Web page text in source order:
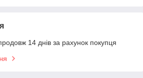
14 днів за рахунок покупця